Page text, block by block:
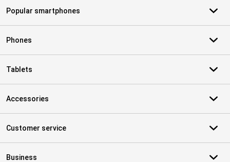
Popular smartphones
Phones
Tablets
Accessories
Customer service
Business